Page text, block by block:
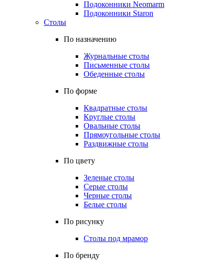
Подоконники Neomarm
Подоконники Staron
Столы
По назначению
Журнальные столы
Письменные столы
Обеденные столы
По форме
Квадратные столы
Круглые столы
Овальные столы
Прямоугольные столы
Раздвижные столы
По цвету
Зеленые столы
Серые столы
Черные столы
Белые столы
По рисунку
Столы под мрамор
По бренду